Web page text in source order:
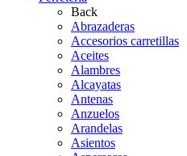
Back
Abrazaderas
Accesorios carretillas
Aceites
Alambres
Alcayatas
Antenas
Anzuelos
Arandelas
Asientos